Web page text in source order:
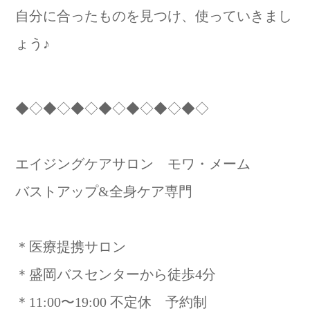
自分に合ったものを見つけ、使っていきまし
ょう♪
◆◇◆◇◆◇◆◇◆◇◆◇◆◇
エイジングケアサロン モワ・メーム
バストアップ&全身ケア専門
＊医療提携サロン
＊盛岡バスセンターから徒歩4分
＊11:00〜19:00 不定休 予約制